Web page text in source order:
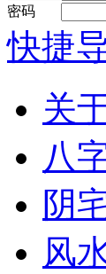
密码
快捷
关
八
阴
风